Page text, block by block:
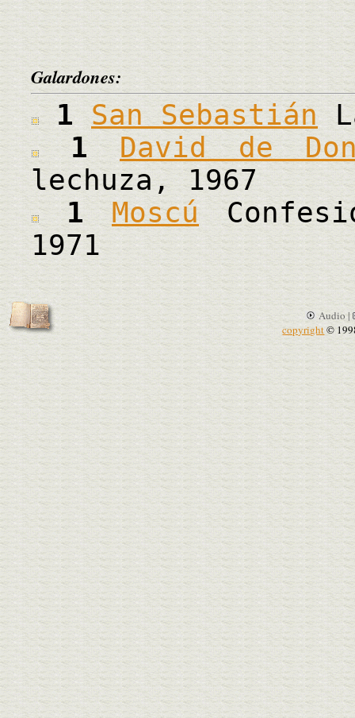
Galardones:
1San Sebastián
1David de
lechuza, 1967
1Moscú
1971
Audio |
copyright©